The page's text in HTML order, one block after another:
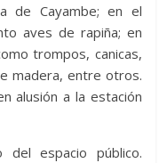
de Cayambe; en el
aves de rapiña; en
trompos, canicas,
madera, entre otros.
alusión a la estación
del espacio público.